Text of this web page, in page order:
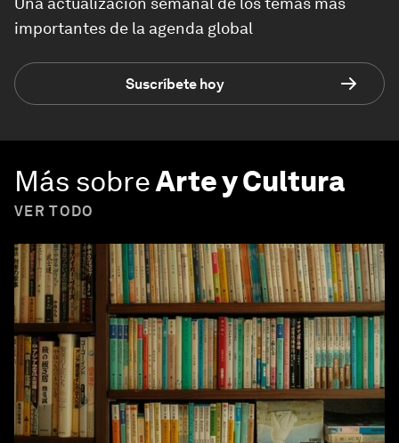
importantes de la agenda global
Suscríbete hoy
Más sobreArte y Cultura
VER TODO